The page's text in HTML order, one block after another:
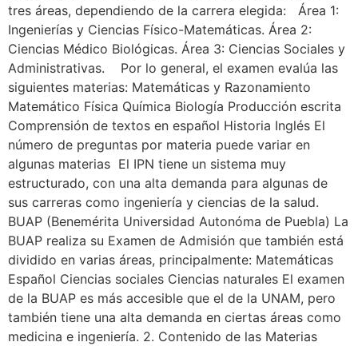
tres áreas, dependiendo de la carrera elegida: Área 1:
Ingenierías y Ciencias Físico-Matemáticas. Área 2:
Ciencias Médico Biológicas. Área 3: Ciencias Sociales y
Administrativas. Por lo general, el examen evalúa las
siguientes materias: Matemáticas y Razonamiento
Matemático Física Química Biología Producción escrita
Comprensión de textos en español Historia Inglés El
número de preguntas por materia puede variar en
algunas materias El IPN tiene un sistema muy
estructurado, con una alta demanda para algunas de
sus carreras como ingeniería y ciencias de la salud.
BUAP (Benemérita Universidad Autonóma de Puebla) La
BUAP realiza su Examen de Admisión que también está
dividido en varias áreas, principalmente: Matemáticas
Español Ciencias sociales Ciencias naturales El examen
de la BUAP es más accesible que el de la UNAM, pero
también tiene una alta demanda en ciertas áreas como
medicina e ingeniería. 2. Contenido de las Materias